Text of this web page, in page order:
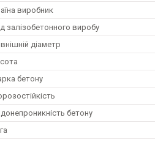
виробник
залізобетонного виробу
діаметр
бетону
бетону